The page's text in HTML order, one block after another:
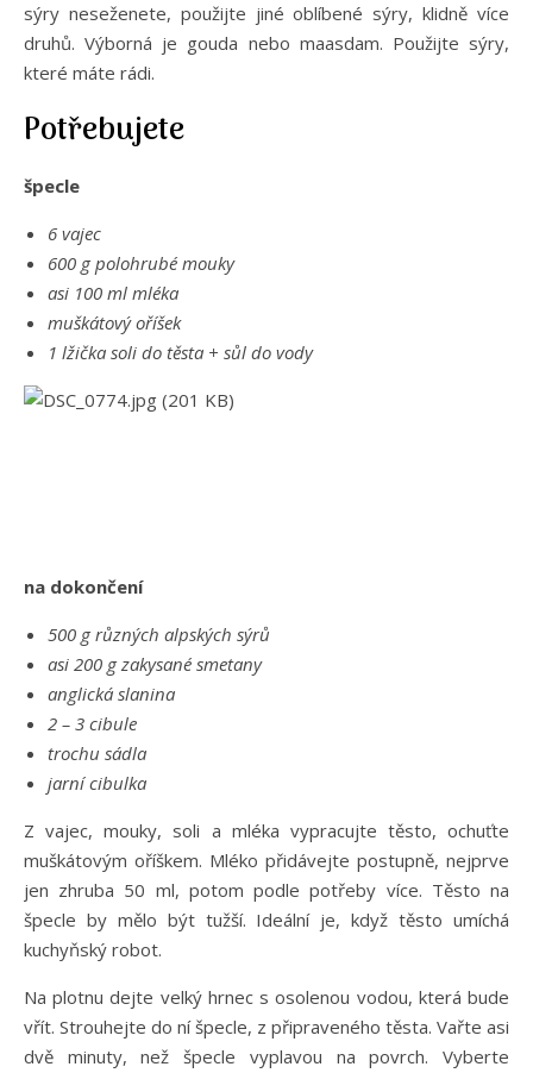
sýry neseženete, použijte jiné oblíbené sýry, klidně více
druhů. Výborná je gouda nebo maasdam. Použijte sýry,
které máte rádi.
Potřebujete
špecle
6 vajec
600 g polohrubé mouky
asi 100 ml mléka
muškátový oříšek
1 lžička soli do těsta + sůl do vody
na dokončení
500 g různých alpských sýrů
asi 200 g zakysané smetany
anglická slanina
2 – 3 cibule
trochu sádla
jarní cibulka
Z vajec, mouky, soli a mléka vypracujte těsto, ochuťte
muškátovým oříškem. Mléko přidávejte postupně, nejprve
jen zhruba 50 ml, potom podle potřeby více. Těsto na
špecle by mělo být tužší. Ideální je, když těsto umíchá
kuchyňský robot.
Na plotnu dejte velký hrnec s osolenou vodou, která bude
vřít. Strouhejte do ní špecle, z připraveného těsta. Vařte asi
dvě minuty, než špecle vyplavou na povrch. Vyberte